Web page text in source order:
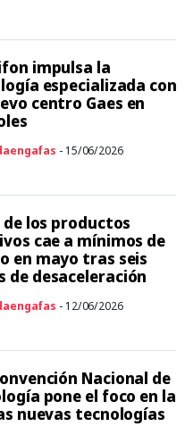
impulsa la
especializada con
centro Gaes en
- 15/06/2026
de los productos
cae a mínimos de
en mayo tras seis
de desaceleración
- 12/06/2026
Nacional de
pone el foco en la
nuevas tecnologías